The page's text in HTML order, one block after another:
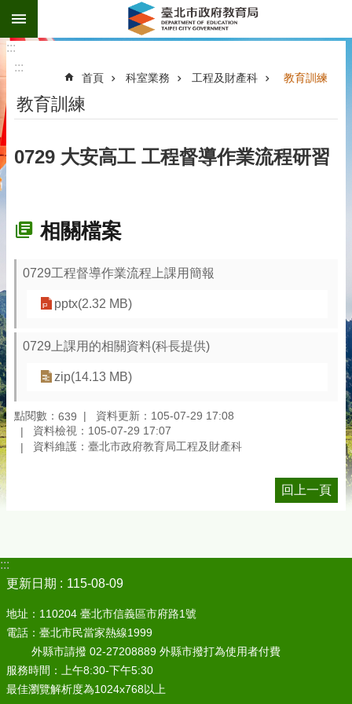
跳到主要內容區塊
:::
:::
首頁 科室業務 工程及財產科 教育訓練
教育訓練
0729 大安高工 工程督導作業流程研習
相關檔案
0729工程督導作業流程上課用簡報
pptx(2.32 MB)
0729上課用的相關資料(科長提供)
zip(14.13 MB)
點閱數： 639
資料更新：105-07-29 17:08
資料檢視：105-07-29 17:07
資料維護：臺北市政府教育局工程及財產科
回上一頁
:::
更新日期
115-08-09
地址：110204 臺北市信義區市府路1號
電話：臺北市民當家熱線1999
外縣市請撥 02-27208889 外縣市撥打為使用者付費
服務時間：上午8:30-下午5:30
最佳瀏覽解析度為1024x768以上